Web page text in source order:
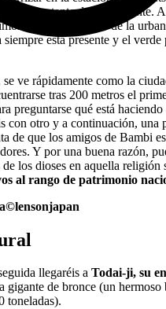
bastante desconcertante.
de los avances de la
siempre está presente y el verde
ve rápidamente como la
tras 200 metros el
preguntarse qué está
con otro y a continuación, una
de que los amigos de Bambi
Y por una buena razón,
los dioses en aquella religión
al rango de patrimonio
©lensonjapan
llegaréis a Todai-ji, su
gigante de bronce (un hermoso
toneladas).